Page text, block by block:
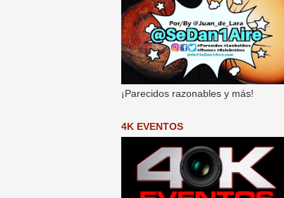
¡Parecidos razonables y más!
4K EVENTOS